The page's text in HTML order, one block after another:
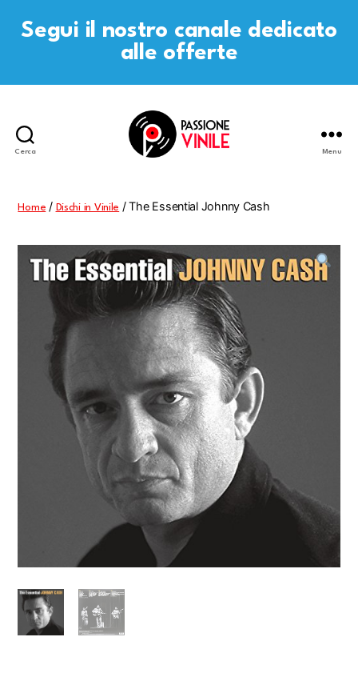
Segui il nostro canale dedicato
alle offerte
Cerca Menu
Home / Dischi in Vinile / The Essential Johnny Cash